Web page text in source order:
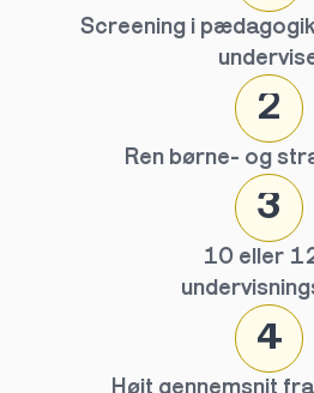
Screening i
2
Ren børne- og
3
10 eller
4
Højt gennemsnit